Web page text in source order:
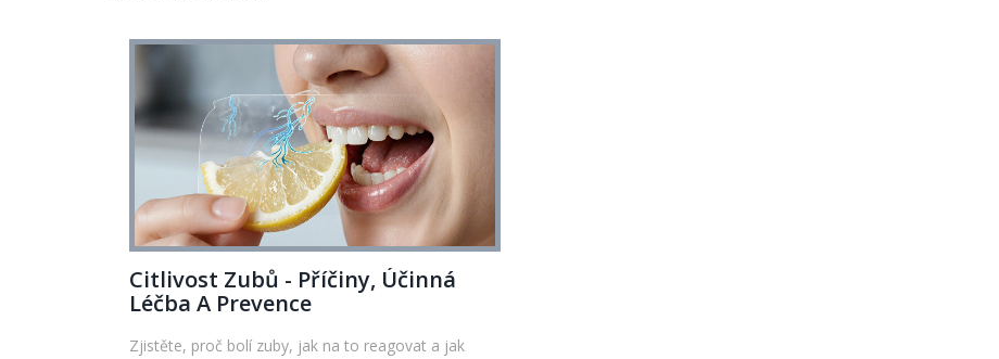
Citlivost Zubů - Příčiny, Účinná
Léčba A Prevence
Zjistěte, proč bolí zuby, jak na to reagovat a jak